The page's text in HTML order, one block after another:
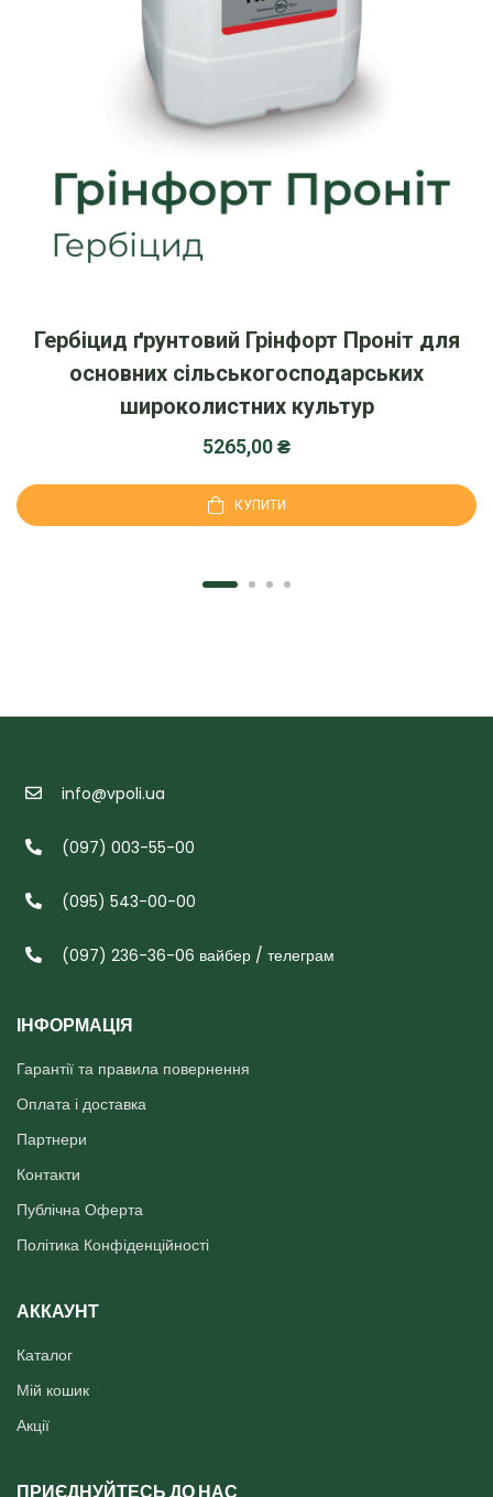
Гербіцид ґрунтовий Грінфорт Проніт для
основних сільськогосподарських
широколистних культур
5265,00₴
КУПИТИ
info@vpoli.ua
(097) 003-55-00
(095) 543-00-00
(097) 236-36-06 вайбер / телеграм
ІНФОРМАЦІЯ
Гарантії та правила повернення
Оплата і доставка
Партнери
Контакти
Публічна Оферта
Політика Конфіденційності
АККАУНТ
Каталог
Мій кошик
Акції